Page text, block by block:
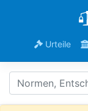
Urteile